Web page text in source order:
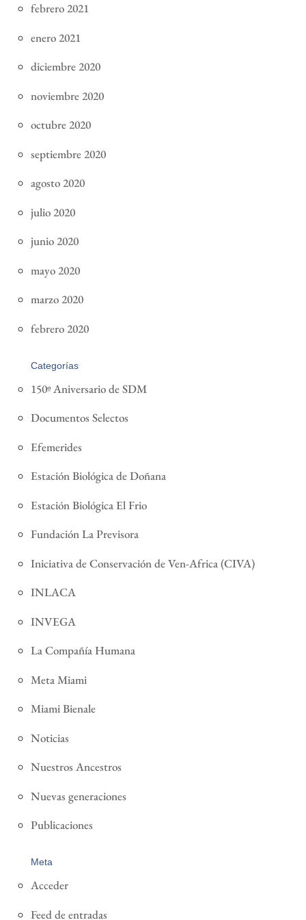
febrero 2021
enero 2021
diciembre 2020
noviembre 2020
octubre 2020
septiembre 2020
agosto 2020
julio 2020
junio 2020
mayo 2020
marzo 2020
febrero 2020
Categorías
150º Aniversario de SDM
Documentos Selectos
Efemerides
Estación Biológica de Doñana
Estación Biológica El Frio
Fundación La Previsora
Iniciativa de Conservación de Ven-Africa (CIVA)
INLACA
INVEGA
La Compañía Humana
Meta Miami
Miami Bienale
Noticias
Nuestros Ancestros
Nuevas generaciones
Publicaciones
Meta
Acceder
Feed de entradas